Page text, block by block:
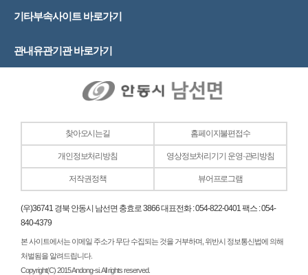
기타부속사이트 바로가기
관내유관기관 바로가기
찾아오시는길 홈페이지불편접수
개인정보처리방침 영상정보처리기기 운영·관리방침
저작권정책 뷰어프로그램
(우)36741 경북 안동시 남선면 충효로 3866 대표전화 : 054-822-0401 팩스 : 054-
840-4379
본 사이트에서는 이메일 주소가 무단 수집되는 것을 거부하며, 위반시 정보통신법에 의해
처벌됨을 알려드립니다.
Copyright(C) 2015 Andong-si. All rights reserved.